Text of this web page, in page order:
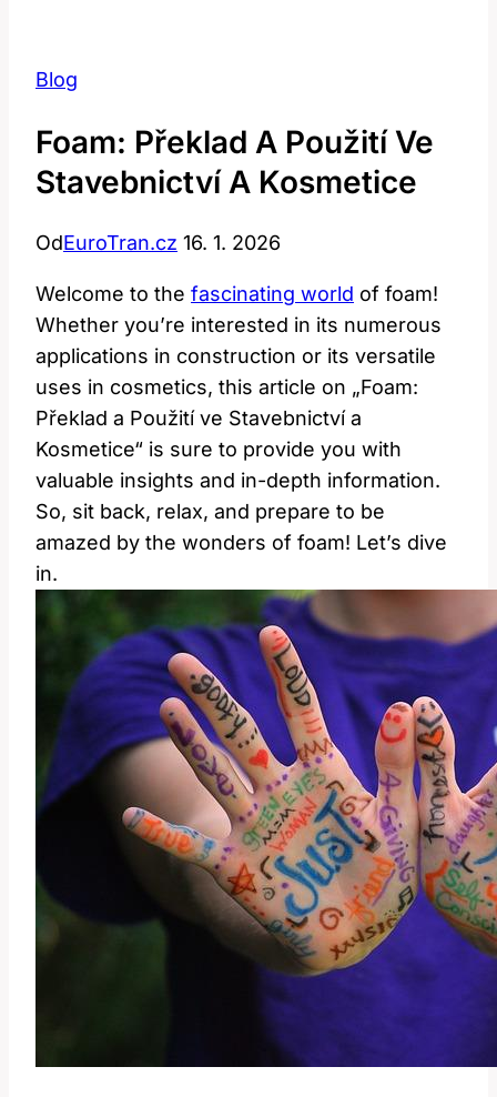
Blog
Foam: Překlad A Použití Ve
Stavebnictví A Kosmetice
OdEuroTran.cz 16. 1. 2026
Welcome to the fascinating world of foam!
Whether you’re interested in its numerous
applications in construction or its versatile
uses in cosmetics, this article on „Foam:
Překlad a Použití ve Stavebnictví a
Kosmetice“ is sure to provide you with
valuable insights and in-depth information.
So, sit back, relax, and prepare to be
amazed by the wonders of foam! Let’s dive
in.